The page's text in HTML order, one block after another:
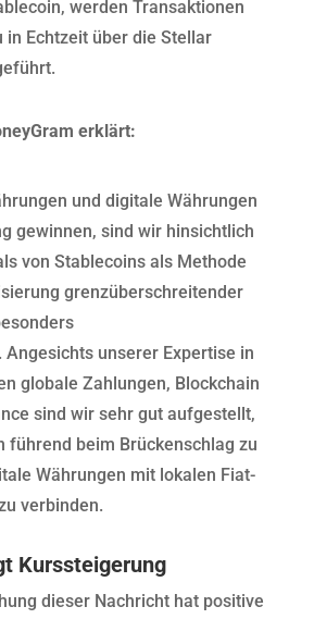
werden Transaktionen
in Echtzeit über die Stellar
erklärt:
und digitale Währungen
gewinnen, sind wir hinsichtlich
von Stablecoins als Methode
grenzüberschreitender
unserer Expertise in
globale Zahlungen, Blockchain
sind wir sehr gut aufgestellt,
führend beim Brückenschlag zu
Währungen mit lokalen Fiat-
verbinden.
Kurssteigerung
dieser Nachricht hat positive